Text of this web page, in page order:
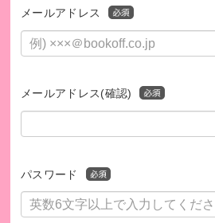
メールアドレス
メールアドレス(確認)
パスワード